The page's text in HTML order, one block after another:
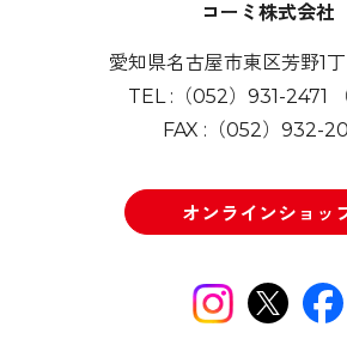
コーミ株式会社
愛知県名古屋市東区芳野1
TEL : （052）931-2471
FAX : （052）932-
オンラインショッ